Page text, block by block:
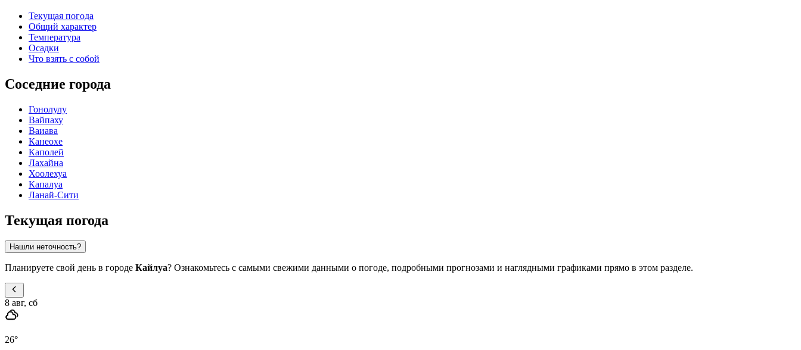
Текущая погода
Общий характер
Температура
Осадки
Что взять с собой
Соседние города
Гонолулу
Вайпаху
Ваиава
Канеохе
Каполей
Лахайна
Хоолехуа
Капалуа
Ланай-Сити
Текущая погода
Нашли неточность?
Планируете свой день в городе Кайлуа? Ознакомьтесь с самыми свежими данными о погоде, подробными прогнозами и наглядными графиками прямо в этом разделе.
8 авг, сб
26°